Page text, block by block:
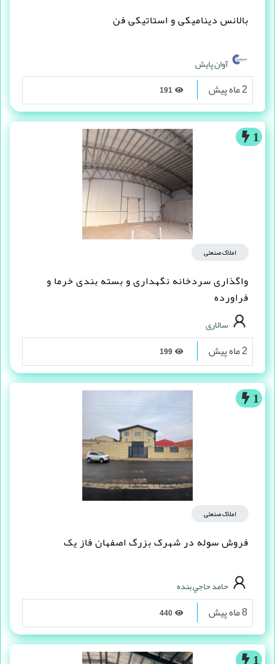
بالانس دینامیکی و استاتیکی فن
آوان پایش
2 ماه پیش
1
املاک صنعتی
واگذاری سردخانه نگهداری و بسته بندی خرما و
فراورده
سالاری
2 ماه پیش
1
املاک صنعتی
فروش سوله در شهرک بزرگ اصفهان فاز یک
حامد حاجي بنده
8 ماه پیش
1